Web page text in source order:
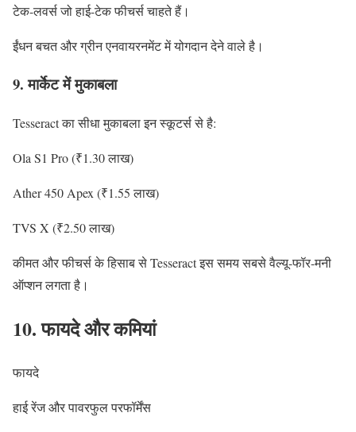
टेक-लवर्स जो हाई-टेक फीचर्स चाहते हैं।
ईंधन बचत और ग्रीन एनवायरनमेंट में योगदान देने वाले है।
9. मार्केट में मुकाबला
Tesseract का सीधा मुकाबला इन स्कूटर्स से है:
Ola S1 Pro (₹1.30 लाख)
Ather 450 Apex (₹1.55 लाख)
TVS X (₹2.50 लाख)
कीमत और फीचर्स के हिसाब से Tesseract इस समय सबसे वैल्यू-फॉर-मनी
ऑप्शन लगता है।
10. फायदे और कमियां
फायदे
हाई रेंज और पावरफुल परफॉर्मेंस